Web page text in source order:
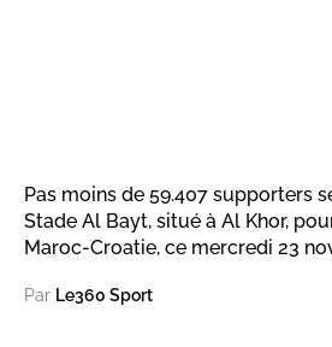
Pas moins de 59.407 supporters
Stade Al Bayt, situé à Al Khor,
Maroc-Croatie, ce mercredi 23
Par Le360 Sport